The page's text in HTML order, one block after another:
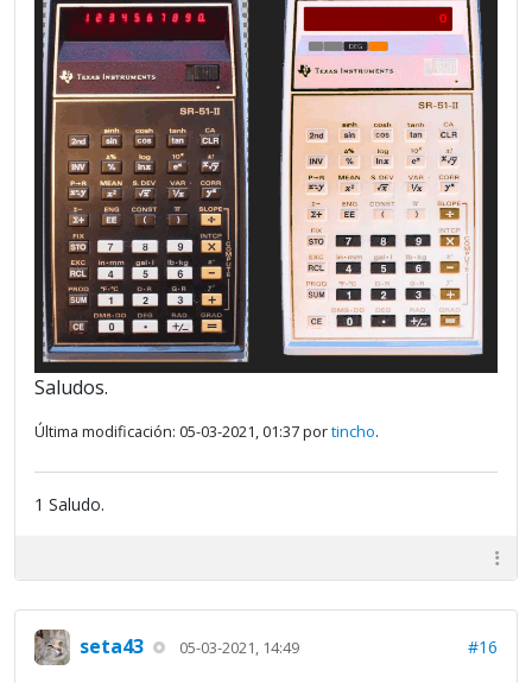
Saludos.
Última modificación: 05-03-2021, 01:37 portincho.
1 Saludo.
seta43 05-03-2021, 14:49 #16